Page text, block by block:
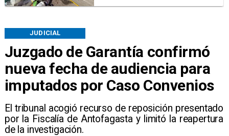
Juzgado de Garantía confirmó
nueva fecha de audiencia para
imputados por Caso Convenios
El tribunal acogió recurso de reposición presentado
por la Fiscalía de Antofagasta y limitó la reapertura
de la investigación.
JUDICIAL